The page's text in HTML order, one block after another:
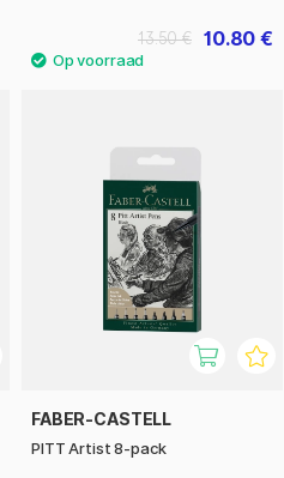
10.80 €
13.50 €
FABER-CASTELL
PITT Artist 8-pack